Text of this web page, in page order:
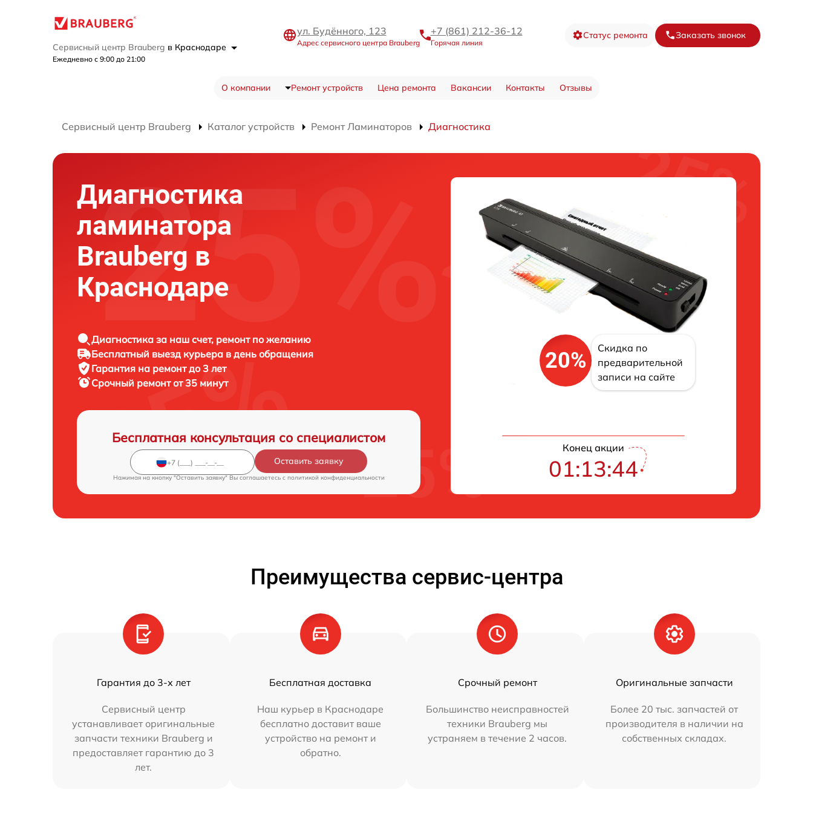
Сервисный центр Brauberg в Краснодаре
Ежедневно с 9:00 до 21:00
ул. Будённого, 123
Адрес сервисного центра Brauberg
+7 (861) 212-36-12
Горячая линия
Статус ремонта Заказать звонок
О компании Ремонт устройств Цена ремонта Вакансии Контакты Отзывы
Сервисный центр Brauberg Каталог устройств Ремонт Ламинаторов Диагностика
Диагностика
ламинатора
Brauberg в
Краснодаре
Диагностика за наш счет, ремонт по желанию
Бесплатный выезд курьера в день обращения
Гарантия на ремонт до 3 лет
Срочный ремонт от 35 минут
Бесплатная консультация со специалистом
Оставить заявку
Нажимая на кнопку "Оставить заявку" Вы соглашаетесь c политикой конфиденциальности
20%
Скидка по
предварительной
записи на сайте
Конец акции
01:13:43
Преимущества сервис-центра
Гарантия до 3-х лет
Сервисный центр
устанавливает оригинальные
запчасти техники Brauberg и
предоставляет гарантию до 3
лет.
Бесплатная доставка
Наш курьер в Краснодаре
бесплатно доставит ваше
устройство на ремонт и
обратно.
Срочный ремонт
Большинство неисправностей
техники Brauberg мы
устраняем в течение 2 часов.
Оригинальные запчасти
Более 20 тыс. запчастей от
производителя в наличии на
собственных складах.